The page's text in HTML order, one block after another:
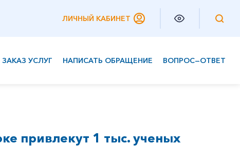
ЛИЧНЫЙ КАБИНЕТ
ЗАКАЗ УСЛУГ НАПИСАТЬ ОБРАЩЕНИЕ ВОПРОС—ОТВЕТ
привлекут 1 тыс. ученых